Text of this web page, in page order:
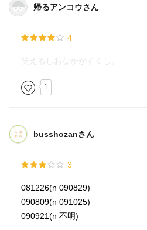
『水上バーベキュー』
『うどんの中の卵』
『回るテーブル』
一度だけ体験したことがありま
いますね。
『おしぼりの技』
帰るアンコウさん
4
笑えるしおなかがすくし。
1
busshozanさん
3
081226(n 090829)
090809(n 091025)
090921(n 不明)